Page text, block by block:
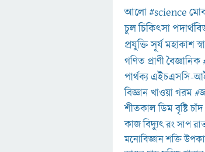
আলো#science
চুলচিকিৎসা
প্রযুক্তিসূর্যমহাকাশ
গণিত প্রাণীবৈজ্ঞানিক
পার্থক্য এইচএসসি-
বিজ্ঞানখাওয়াগরম
শীতকালডিমবৃষ্টিচাঁদ
কাজবিদ্যুৎরংসাপ
মনোবিজ্ঞানশক্তি